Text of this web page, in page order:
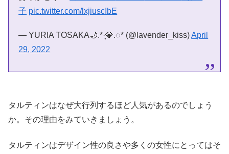
子 pic.twitter.com/lxjiuscIbE
— YURIA TOSAKA🌙.*·̩͙💎.◌* (@lavender_kiss)April
29, 2022
タルティンはなぜ大行列するほど人気があるのでしょう
か。その理由をみていきましょう。
タルティンはデザイン性の良さや多くの女性にとってはそ